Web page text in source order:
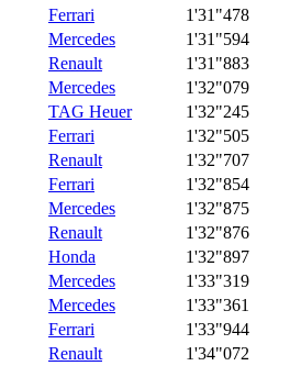
Ferrari 1'31"478
Mercedes 1'31"594
Renault 1'31"883
Mercedes 1'32"079
TAG Heuer 1'32"245
Ferrari 1'32"505
Renault 1'32"707
Ferrari 1'32"854
Mercedes 1'32"875
Renault 1'32"876
Honda 1'32"897
Mercedes 1'33"319
Mercedes 1'33"361
Ferrari 1'33"944
Renault 1'34"072